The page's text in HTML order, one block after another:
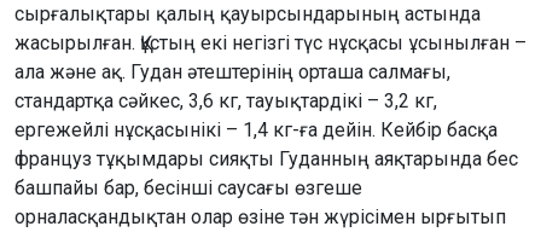
сырғалықтары қалың қауырсындарының астында
жасырылған. Құстың екі негізгі түс нұсқасы ұсынылған –
ала және ақ. Гудан әтештерінің орташа салмағы,
стандартқа сәйкес, 3,6 кг, тауықтардікі – 3,2 кг,
ергежейлі нұсқасынікі – 1,4 кг-ға дейін. Кейбір басқа
француз тұқымдары сияқты Гуданның аяқтарында бес
башпайы бар, бесінші саусағы өзгеше
орналасқандықтан олар өзіне тән жүрісімен ырғытып